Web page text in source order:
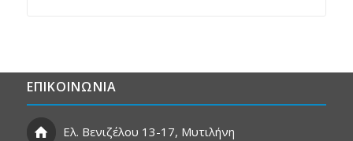
ΕΠΙΚΟΙΝΩΝΙΑ
Ελ. Βενιζέλου 13-17, Μυτιλήνη